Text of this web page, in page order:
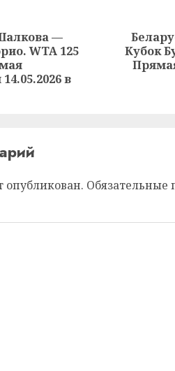
Предыдущая
—
WTA 125
в
Следующая
запись:
Кубок
опубликован. Обязательные